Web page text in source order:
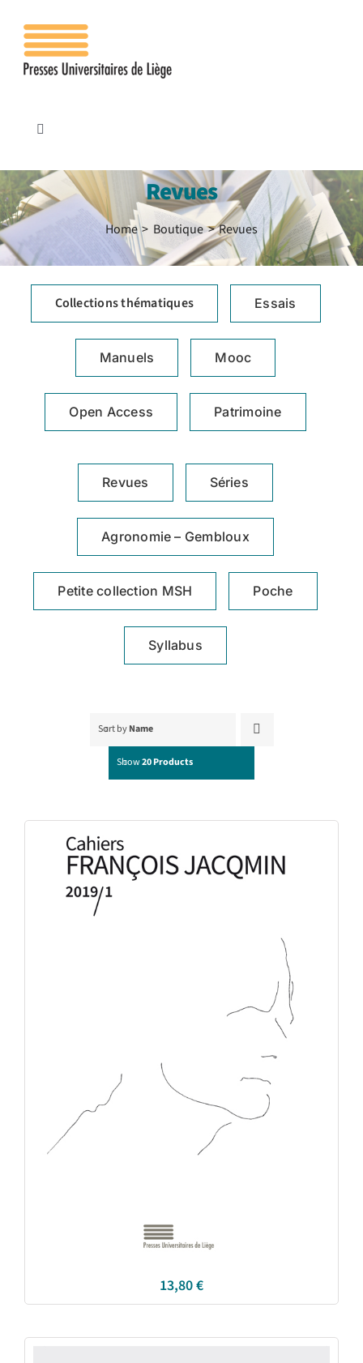
contenu
Toggle
Accueil
Les presses
Revues
Home Boutique Revues
Collections thématiques Essais
Manuels Mooc
Open Access Patrimoine
Revues Séries
Agronomie – Gembloux
Petite collection MSH Poche
Syllabus
Sort byName
Show20 Products
13,80€